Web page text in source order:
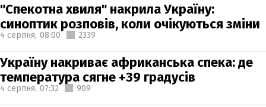
"Спекотна хвиля" накрила Україну:
синоптик розповів, коли очікуються зміни
4 серпня, 08:00 2339
Україну накриває африканська спека: де
температура сягне +39 градусів
4 серпня, 07:32 909